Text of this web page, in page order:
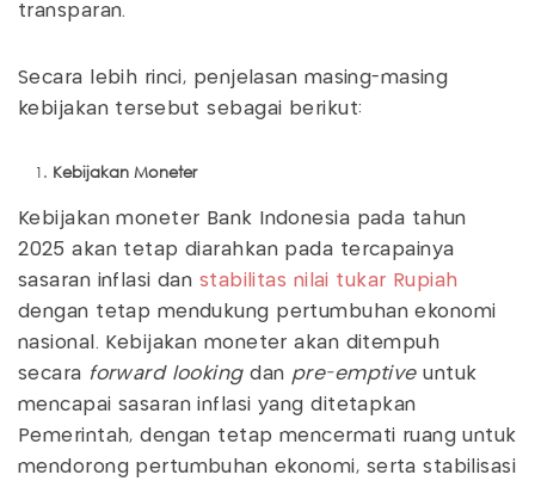
transparan.
Secara lebih rinci, penjelasan masing-masing
kebijakan tersebut sebagai berikut:
Kebijakan Moneter
Kebijakan moneter Bank Indonesia pada tahun
2025 akan tetap diarahkan pada tercapainya
sasaran inflasi dan stabilitas nilai tukar Rupiah
dengan tetap mendukung pertumbuhan ekonomi
nasional. Kebijakan moneter akan ditempuh
secara forward lookingdan pre-emptiveuntuk
mencapai sasaran inflasi yang ditetapkan
Pemerintah, dengan tetap mencermati ruang untuk
mendorong pertumbuhan ekonomi, serta stabilisasi